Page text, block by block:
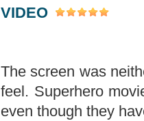
VIDEO
The screen was
feel. Superhero
even though they